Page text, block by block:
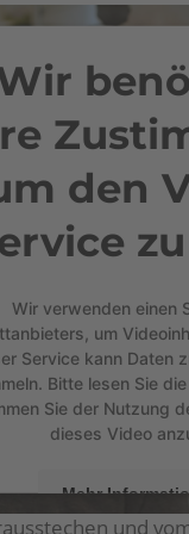
den
Wir verwenden einen
um
Service kann Daten
Bitte lesen Sie
Sie der Nutzung
dieses Video
Mehr
und